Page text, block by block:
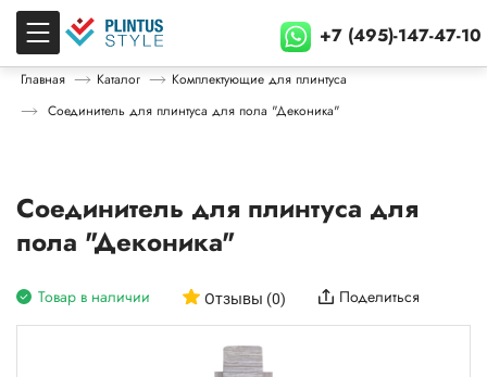
+7 (495)-147-47-10
Главная Каталог
Комплектующие для плинтуса
Соединитель для плинтуса для пола "Деконика"
Соединитель для плинтуса для
пола "Деконика"
Товар в наличии Отзывы (0) Поделиться